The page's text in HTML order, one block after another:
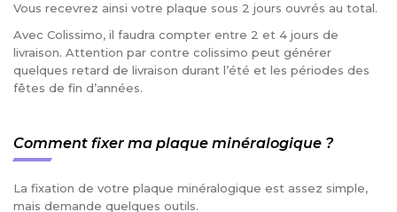
Vous recevrez ainsi votre plaque sous 2 jours ouvrés au total.
Avec Colissimo, il faudra compter entre 2 et 4 jours de
livraison. Attention par contre colissimo peut générer
quelques retard de livraison durant l’été et les périodes des
fêtes de fin d’années.
Comment fixer ma plaque minéralogique ?
La fixation de votre plaque minéralogique est assez simple,
mais demande quelques outils.